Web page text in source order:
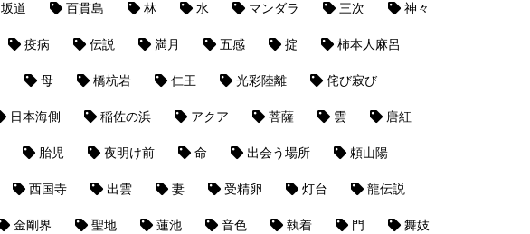
坂道 百貫島 林 水 マンダラ 三次 神々
疫病 伝説 満月 五感 掟 柿本人麻呂
母 橋杭岩 仁王 光彩陸離 侘び寂び
日本海側 稲佐の浜 アクア 菩薩 雲 唐紅
胎児 夜明け前 命 出会う場所 頼山陽
西国寺 出雲 妻 受精卵 灯台 龍伝説
金剛界 聖地 蓮池 音色 執着 門 舞妓